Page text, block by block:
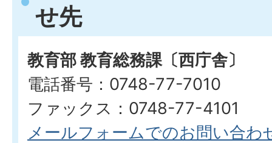
せ先
教育部 教育総務課〔西庁舎〕
電話番号：0748-77-7010
ファックス：0748-77-4101
メールフォームでのお問い合わ